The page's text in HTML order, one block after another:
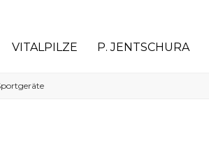
VITALPILZE P. JENTSCHURA